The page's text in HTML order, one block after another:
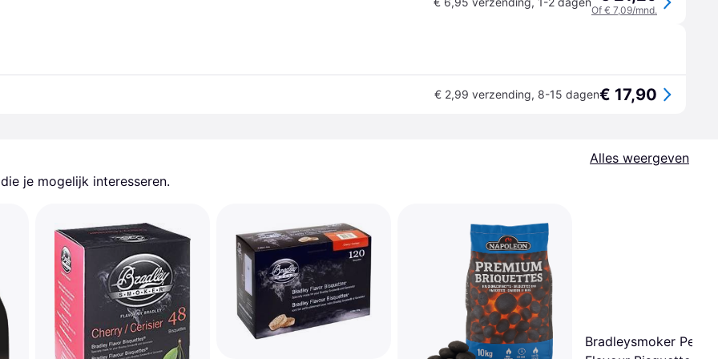
Of € 7,09/mnd.
€ 2,99 verzending, 8-15 dagen€ 17,90
Alles weergeven
je mogelijk interesseren.
Bradleysmoker Pecan